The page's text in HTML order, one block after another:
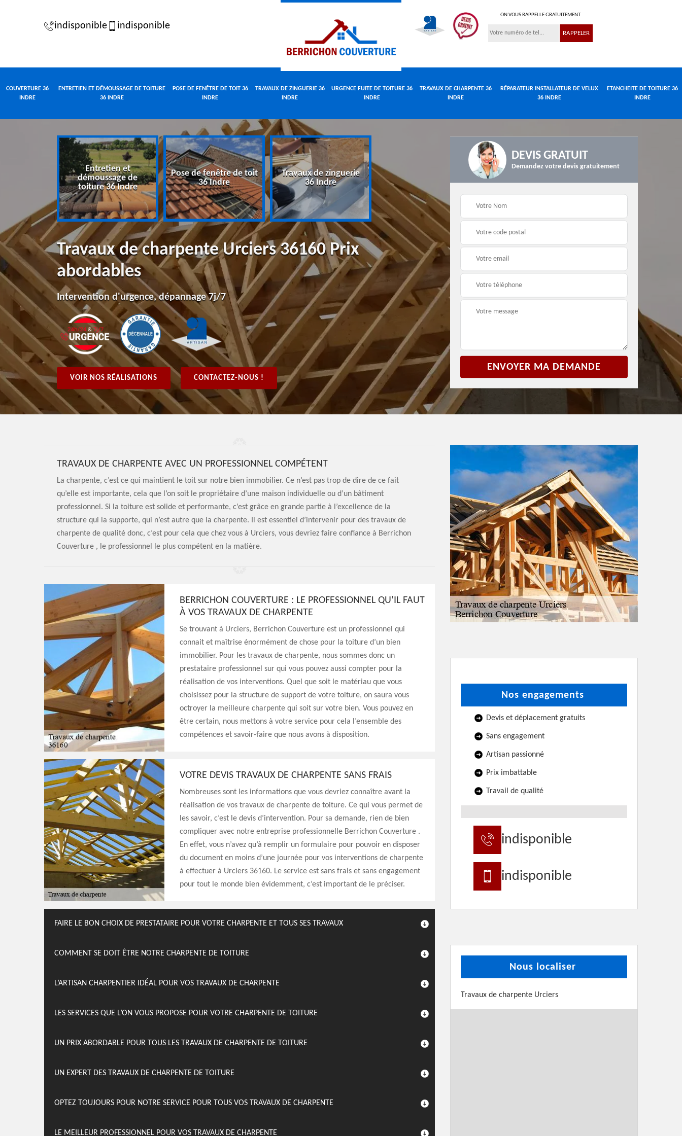
indisponible indisponible
ON VOUS RAPPELLE GRATUITEMENT
COUVERTURE 36
INDRE
ENTRETIEN ET DÉMOUSSAGE DE TOITURE
36 INDRE
POSE DE FENÊTRE DE TOIT 36
INDRE
TRAVAUX DE ZINGUERIE 36
INDRE
URGENCE FUITE DE TOITURE 36
INDRE
TRAVAUX DE CHARPENTE 36
INDRE
RÉPARATEUR INSTALLATEUR DE VELUX
36 INDRE
ETANCHEITE DE TOITURE 36
INDRE
Entretien et
démoussage de
toiture 36 Indre
Pose de fenêtre de toit
36 Indre
Travaux de zinguerie
36 Indre
Urgence fuite de
toiture 36 Indre
Travaux de charpente
36 Indre
Réparateur
Travaux de charpente Urciers 36160 Prix
abordables
Intervention d'urgence, dépannage 7j/7
VOIR NOS RÉALISATIONS CONTACTEZ-NOUS !
DEVIS GRATUIT
Demandez votre devis gratuitement
TRAVAUX DE CHARPENTE AVEC UN PROFESSIONNEL COMPÉTENT
La charpente, c’est ce qui maintient le toit sur notre bien immobilier. Ce n’est pas trop de dire de ce fait
qu’elle est importante, cela que l’on soit le propriétaire d’une maison individuelle ou d’un bâtiment
professionnel. Si la toiture est solide et performante, c’est grâce en grande partie à l’excellence de la
structure qui la supporte, qui n’est autre que la charpente. Il est essentiel d’intervenir pour des travaux de
charpente de qualité donc, c’est pour cela que chez vous à Urciers, vous devriez faire confiance à Berrichon
Couverture , le professionnel le plus compétent en la matière.
BERRICHON COUVERTURE : LE PROFESSIONNEL QU’IL FAUT
À VOS TRAVAUX DE CHARPENTE
Se trouvant à Urciers, Berrichon Couverture est un professionnel qui
connait et maîtrise énormément de chose pour la toiture d’un bien
immobilier. Pour les travaux de charpente, nous sommes donc un
prestataire professionnel sur qui vous pouvez aussi compter pour la
réalisation de vos interventions. Quel que soit le matériau que vous
choisissez pour la structure de support de votre toiture, on saura vous
octroyer la meilleure charpente qui soit sur votre bien. Vous pouvez en
être certain, nous mettons à votre service pour cela l’ensemble des
compétences et savoir-faire que nous avons à disposition.
VOTRE DEVIS TRAVAUX DE CHARPENTE SANS FRAIS
Nombreuses sont les informations que vous devriez connaître avant la
réalisation de vos travaux de charpente de toiture. Ce qui vous permet de
les savoir, c’est le devis d’intervention. Pour sa demande, rien de bien
compliquer avec notre entreprise professionnelle Berrichon Couverture .
En effet, vous n’avez qu’à remplir un formulaire pour pouvoir en disposer
du document en moins d’une journée pour vos interventions de charpente
à effectuer à Urciers 36160. Le service est sans frais et sans engagement
pour tout le monde bien évidemment, c’est important de le préciser.
FAIRE LE BON CHOIX DE PRESTATAIRE POUR VOTRE CHARPENTE ET TOUS SES TRAVAUX
COMMENT SE DOIT ÊTRE NOTRE CHARPENTE DE TOITURE
L’ARTISAN CHARPENTIER IDÉAL POUR VOS TRAVAUX DE CHARPENTE
LES SERVICES QUE L’ON VOUS PROPOSE POUR VOTRE CHARPENTE DE TOITURE
UN PRIX ABORDABLE POUR TOUS LES TRAVAUX DE CHARPENTE DE TOITURE
UN EXPERT DES TRAVAUX DE CHARPENTE DE TOITURE
OPTEZ TOUJOURS POUR NOTRE SERVICE POUR TOUS VOS TRAVAUX DE CHARPENTE
LE MEILLEUR PROFESSIONNEL POUR VOS TRAVAUX DE CHARPENTE
Nos engagements
Devis et déplacement gratuits
Sans engagement
Artisan passionné
Prix imbattable
Travail de qualité
indisponible
indisponible
Nous localiser
Travaux de charpente Urciers